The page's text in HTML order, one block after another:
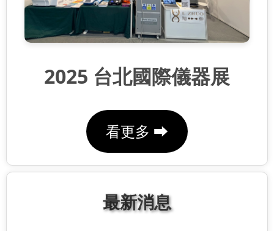
2025 台北國際儀器展
看更多 ⮕
最新消息